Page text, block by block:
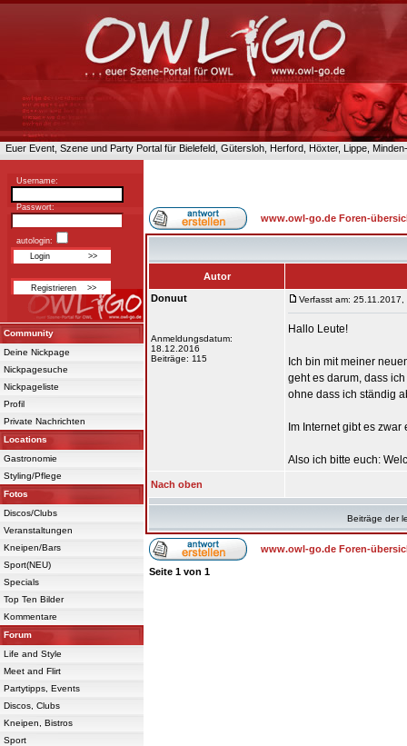
Euer Event, Szene und Party Portal für Bielefeld, Gütersloh, Herford, Höxter, Lippe,
Username:
Passwort:
autologin:
Community
Deine Nickpage
Nickpagesuche
Nickpageliste
Profil
Private Nachrichten
Locations
Gastronomie
Styling/Pflege
Fotos
Discos/Clubs
Veranstaltungen
Kneipen/Bars
Sport(NEU)
Specials
Top Ten Bilder
Kommentare
Forum
Life and Style
Meet and Flirt
Partytipps, Events
Discos, Clubs
Kneipen, Bistros
Sport
www.owl-go.de Foren-
Autor
Donuut
Anmeldungsdatum:
18.12.2016
Beiträge: 115
Verfasst am: 25.11.2017,
Hallo Leute!
Ich bin mit meiner
geht es darum, dass
ohne dass ich ständig
Im Internet gibt es
Also ich bitte euch:
Nach oben
Beiträge der
www.owl-go.de Foren-
Seite 1 von 1